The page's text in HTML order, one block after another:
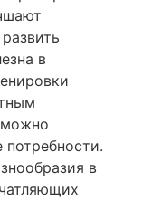
в
можно
в